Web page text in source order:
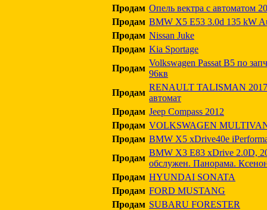
Продам Опель вектра с автоматом
Продам BMW X5 E53 3.0d 135 kW
Продам Nissan Juke
Продам Kia Sportage
Продам
Volkswagen Passat B5 по
96кв
Продам
RENAULT TALISMAN 2017
автомат
Продам Jeep Compass 2012
Продам VOLKSWAGEN
Продам BMW X5 xDrive40e
Продам
BMW X3 E83 xDrive 2.0D,
обслужен. Панорама.
Продам HYUNDAI SONATA
Продам FORD MUSTANG
Продам SUBARU FORESTER